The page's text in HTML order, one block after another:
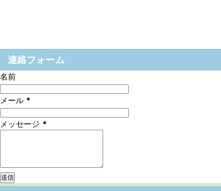
連絡フォーム
名前
メール *
メッセージ *